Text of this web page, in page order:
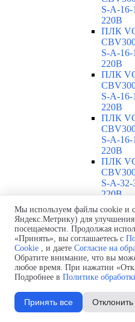
S-A-16-
220В
ПЛК
S-A-16-
220В
ПЛК
S-A-16-
220В
ПЛК
S-A-16-
220В
ПЛК
S-A-32-
220В
ПЛК
S-A-32-
220В
ПЛК
S-A-32-
220В
ПЛК
S-A-32-
Мы используем файлы cookie и
Яндекс.Метрику) для улучшения
посещаемости. Продолжая
«Принять», вы соглашаетесь с
Cookie , и даете Согласие на
Обратите внимание, что вы
любое время. При нажатии
Подробнее в Политике
Принять все Отклонить